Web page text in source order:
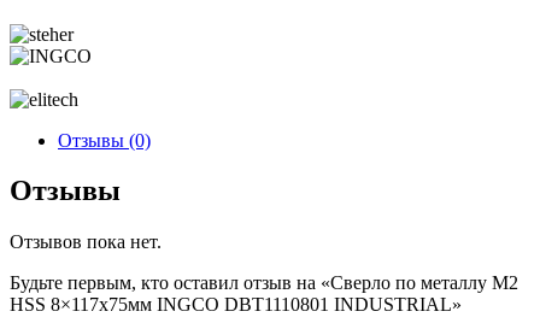
Отзывы (0)
Отзывы
Отзывов пока нет.
Будьте первым, кто оставил отзыв на «Сверло по металлу М2
HSS 8×117х75мм INGCO DBT1110801 INDUSTRIAL»